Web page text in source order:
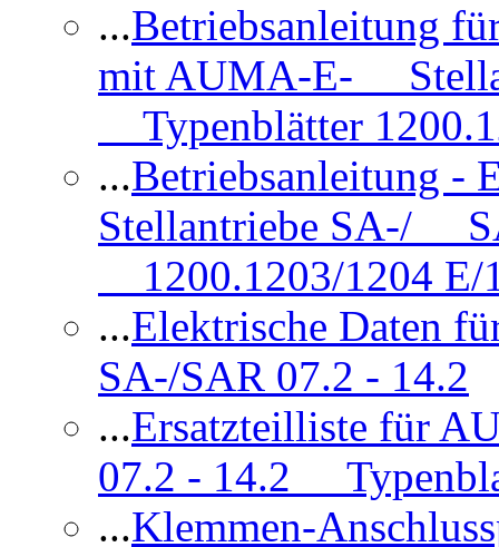
...Betriebsanleitung
mit AUMA-E-
Typenblätter
...Betriebsanleitung
Stellantriebe SA-/
1200.1203/1204 E/
...Elektrische Daten
SA-/SAR 07.2 - 14.2
...Ersatzteilliste für
07.2 - 14.2
...Klemmen-